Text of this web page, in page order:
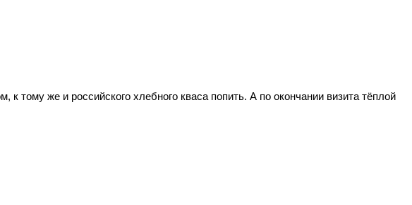
тому же и российского хлебного кваса попить. А по окончании визита тёплой